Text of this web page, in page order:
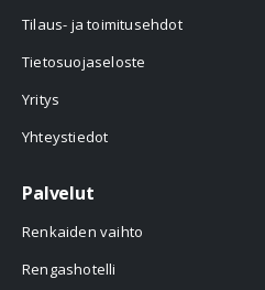
Tilaus- ja toimitusehdot
Tietosuojaseloste
Yritys
Yhteystiedot
Palvelut
Renkaiden vaihto
Rengashotelli